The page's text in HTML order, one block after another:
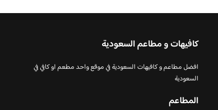
كافيهات و مطاعم السعودية
افضل مطاعم و كافيهات السعودية في موقع واحد مطعم او كافي في
السعودية
المطاعم